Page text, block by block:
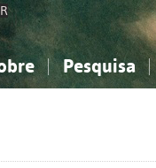
Pesquisa